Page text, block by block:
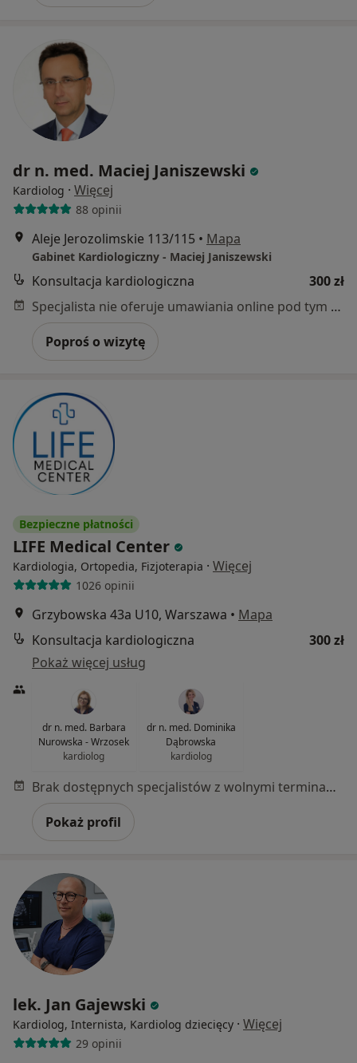
dr n. med. Maciej Janiszewski
Kardiolog · Więcej
88 opinii
Aleje Jerozolimskie 113/115 • Mapa
Gabinet Kardiologiczny - Maciej Janiszewski
Konsultacja kardiologiczna
300 zł
Specjalista nie oferuje umawiania online pod tym adresem.
Poproś o wizytę
Bezpieczne płatności
LIFE Medical Center
Kardiologia, Ortopedia, Fizjoterapia · Więcej
1026 opinii
Grzybowska 43a U10, Warszawa • Mapa
Konsultacja kardiologiczna
300 zł
Pokaż więcej usług
dr n. med. Barbara
Nurowska - Wrzosek
kardiolog
dr n. med. Dominika
Dąbrowska
kardiolog
Brak dostępnych specjalistów z wolnymi terminami w tym centrum medycznym.
Pokaż profil
lek. Jan Gajewski
Kardiolog, Internista, Kardiolog dziecięcy · Więcej
29 opinii